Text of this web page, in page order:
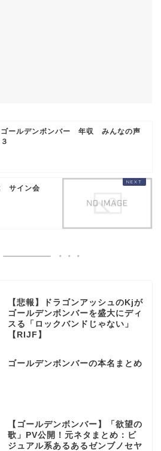
ゴールデンボンバー 年収 みんなの声
３
2 サイン会
【悲報】ドラゴンアッシュのKjが
ゴールデンボンバーを盛大にディ
スる「ロックバンドじゃない」
【RIJF】
ゴールデンボンバーの本名まとめ
【ゴールデンボンバー】「欲望の
歌」PV公開！元ネタまとめ：ビ
ジュアル系あるあるゼンブノセヤ